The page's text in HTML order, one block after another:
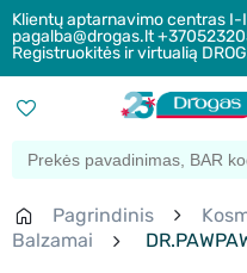
Klientų aptarnavimo centras I-
pagalba@drogas.lt
Registruokitės ir virtualią
Pagrindinis
Balzamai